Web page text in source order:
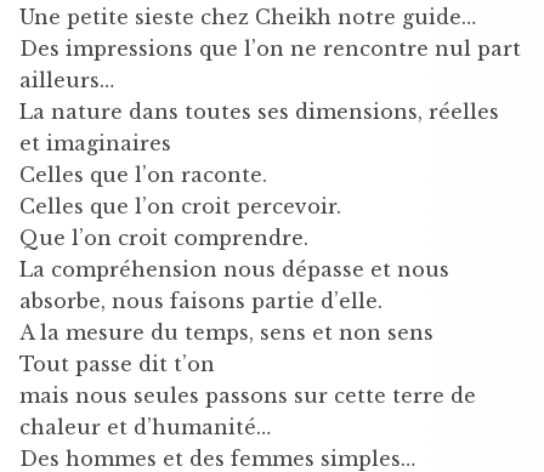
Une petite sieste chez Cheikh notre guide…
Des impressions que l’on ne rencontre nul part
ailleurs…
La nature dans toutes ses dimensions, réelles
et imaginaires
Celles que l’on raconte.
Celles que l’on croit percevoir.
Que l’on croit comprendre.
La compréhension nous dépasse et nous
absorbe, nous faisons partie d’elle.
A la mesure du temps, sens et non sens
Tout passe dit t’on
mais nous seules passons sur cette terre de
chaleur et d’humanité…
Des hommes et des femmes simples…